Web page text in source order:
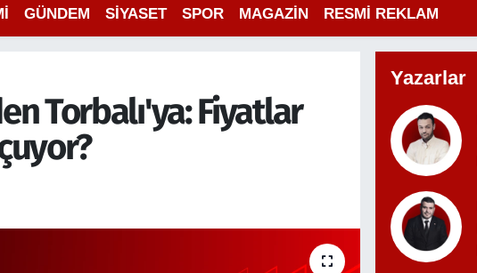
GÜNDEM SİYASET SPOR MAGAZİN RESMİ REKLAM
Torbalı'ya: Fiyatlar
Yazarlar